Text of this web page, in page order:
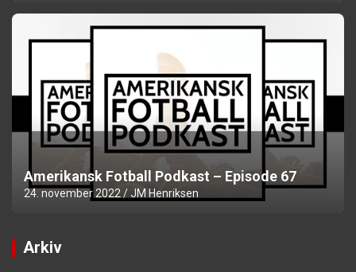
Amerikansk Fotball Podkast – Episode 67
24. november 2022 JM Henriksen
Arkiv